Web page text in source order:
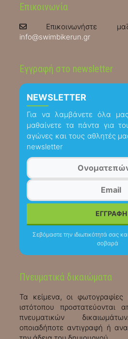
Επικοινωνία
Επικοινωνήστε
info@swimbikerun.gr
Εγγραφή στο newsletter
NEWSLETTER
Για να λαμβάνετε όλα
μαθαίνετε τα πάντα για
αγώνες και τους αθλητές
newsletter
Σεβόμαστε την ιδιωτικότητά σας
σοβαρά
Πνευματικά δικαιώματα
Τα κείμενα, οι φωτογραφίες
ιστότοπου προστατεύονται
πνευματικών
οποιαδήποτε αντιγραφή ή